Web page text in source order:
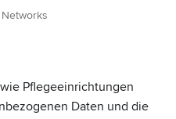
Pflegeeinrichtungen
Daten und die